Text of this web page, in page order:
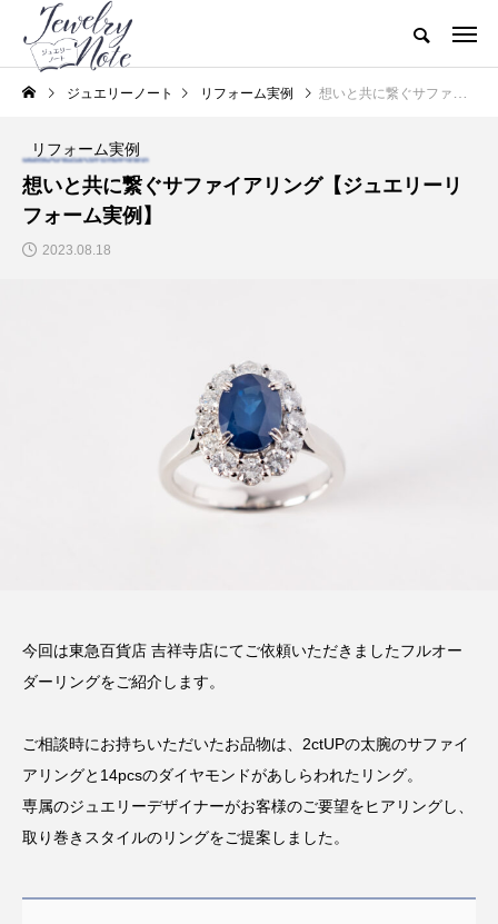
ジュエリーノート リフォーム実例 想いと共に繋ぐサファイアリング【ジュエリーリフォーム実例】
リフォーム実例
想いと共に繋ぐサファイアリング【ジュエリーリ
フォーム実例】
2023.08.18
今回は東急百貨店 吉祥寺店にてご依頼いただきましたフルオー
ダーリングをご紹介します。
ご相談時にお持ちいただいたお品物は、2ctUPの太腕のサファイ
アリングと14pcsのダイヤモンドがあしらわれたリング。
専属のジュエリーデザイナーがお客様のご要望をヒアリングし、
取り巻きスタイルのリングをご提案しました。